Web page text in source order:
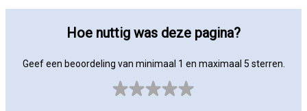
Hoe nuttig was deze pagina?
Geef een beoordeling van minimaal 1 en maximaal 5 sterren.